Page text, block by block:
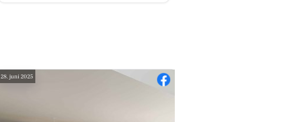
28. juni 2025